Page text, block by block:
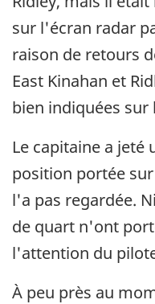
sur l'écran radar
raison de retours
East Kinahan et
bien indiquées sur
Le capitaine a jeté
position portée
l'a pas regardée.
de quart n'ont
l'attention du
À peu près au